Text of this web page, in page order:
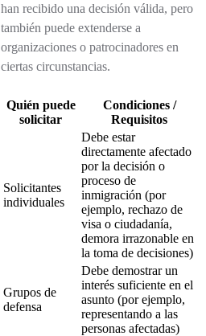
han recibido una decisión válida, pero
también puede extenderse a
organizaciones o patrocinadores en
ciertas circunstancias.
Quién puede
solicitar
Condiciones /
Requisitos
Solicitantes
individuales
Debe estar
directamente afectado
por la decisión o
proceso de
inmigración (por
ejemplo, rechazo de
visa o ciudadanía,
demora irrazonable en
la toma de decisiones)
Grupos de
defensa
Debe demostrar un
interés suficiente en el
asunto (por ejemplo,
representando a las
personas afectadas)